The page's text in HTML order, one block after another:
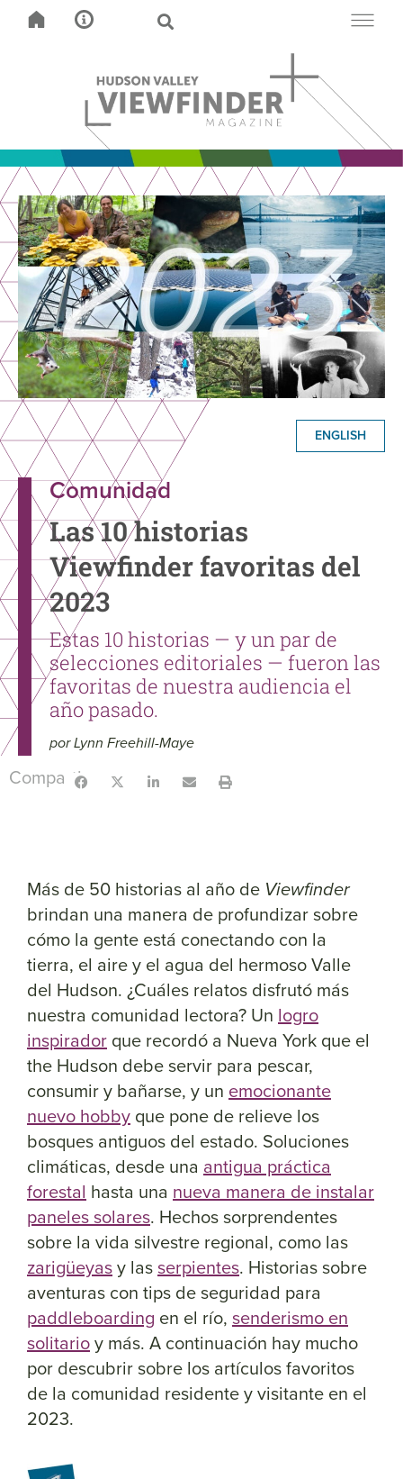
ENGLISH
Comunidad
Las 10 historias
Viewfinder favoritas del
2023
Estas 10 historias — y un par de
selecciones editoriales — fueron las
favoritas de nuestra audiencia el
año pasado.
por Lynn Freehill-Maye
Compartir:
Más de 50 historias al año de Viewfinder
brindan una manera de profundizar sobre
cómo la gente está conectando con la
tierra, el aire y el agua del hermoso Valle
del Hudson. ¿Cuáles relatos disfrutó más
nuestra comunidad lectora? Un logro
inspirador que recordó a Nueva York que el
the Hudson debe servir para pescar,
consumir y bañarse, y un emocionante
nuevo hobby que pone de relieve los
bosques antiguos del estado. Soluciones
climáticas, desde una antigua práctica
forestal hasta una nueva manera de instalar
paneles solares. Hechos sorprendentes
sobre la vida silvestre regional, como las
zarigüeyasy lasserpientes. Historias sobre
aventuras con tips de seguridad para
paddleboarding en el río, senderismo en
solitarioy más. A continuación hay mucho
por descubrir sobre los artículos favoritos
de la comunidad residente y visitante en el
2023.